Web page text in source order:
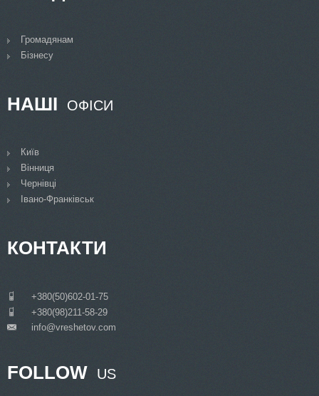
Громадянам
Бізнесу
НАШІ ОФІСИ
Київ
Вінниця
Чернівці
Івано-Франківськ
КОНТАКТИ
+380(50)602-01-75
+380(98)211-58-29
info@vreshetov.com
FOLLOW US